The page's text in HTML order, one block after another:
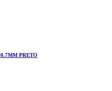
PRETO